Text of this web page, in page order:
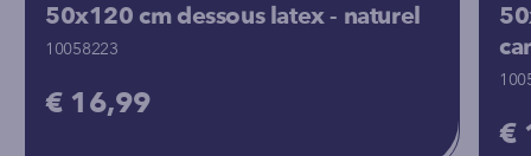
50x120 cm dessous latex - naturel
10058223
€ 16,99
€